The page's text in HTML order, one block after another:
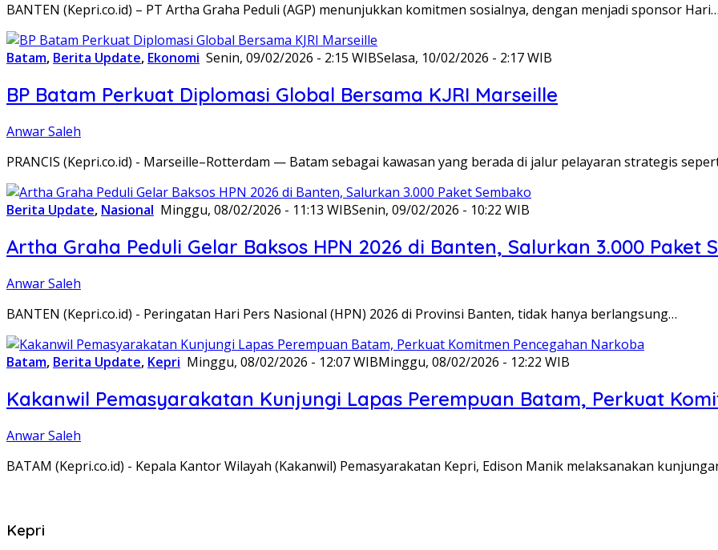
BANTEN (Kepri.co.id) – PT Artha Graha Peduli (AGP) menunjukkan komitmen sosialnya, dengan menjadi sponsor Hari…
Batam, Berita Update, Ekonomi Senin, 09/02/2026 - 2:15 WIBSelasa, 10/02/2026 - 2:17 WIB
BP Batam Perkuat Diplomasi Global Bersama KJRI Marseille
Anwar Saleh
PRANCIS (Kepri.co.id) - Marseille–Rotterdam — Batam sebagai kawasan yang berada di jalur pelayaran strategis
Berita Update, Nasional Minggu, 08/02/2026 - 11:13 WIBSenin, 09/02/2026 - 10:22 WIB
Artha Graha Peduli Gelar Baksos HPN 2026 di Banten, Salurkan 3.000 Paket
Anwar Saleh
BANTEN (Kepri.co.id) - Peringatan Hari Pers Nasional (HPN) 2026 di Provinsi Banten, tidak hanya berlangsung…
Batam, Berita Update, Kepri Minggu, 08/02/2026 - 12:07 WIBMinggu, 08/02/2026 - 12:22 WIB
Kakanwil Pemasyarakatan Kunjungi Lapas Perempuan Batam, Perkuat
Anwar Saleh
BATAM (Kepri.co.id) - Kepala Kantor Wilayah (Kakanwil) Pemasyarakatan Kepri, Edison Manik melaksanakan
Kepri